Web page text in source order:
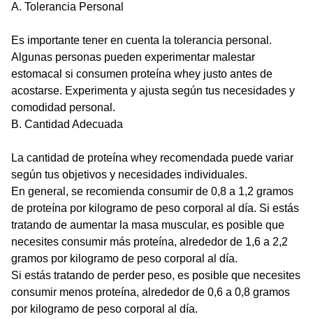
A. Tolerancia Personal
Es importante tener en cuenta la tolerancia personal.
Algunas personas pueden experimentar malestar
estomacal si consumen proteína whey justo antes de
acostarse. Experimenta y ajusta según tus necesidades y
comodidad personal.
B. Cantidad Adecuada
La cantidad de proteína whey recomendada puede variar
según tus objetivos y necesidades individuales.
En general, se recomienda consumir de 0,8 a 1,2 gramos
de proteína por kilogramo de peso corporal al día. Si estás
tratando de aumentar la masa muscular, es posible que
necesites consumir más proteína, alrededor de 1,6 a 2,2
gramos por kilogramo de peso corporal al día.
Si estás tratando de perder peso, es posible que necesites
consumir menos proteína, alrededor de 0,6 a 0,8 gramos
por kilogramo de peso corporal al día.